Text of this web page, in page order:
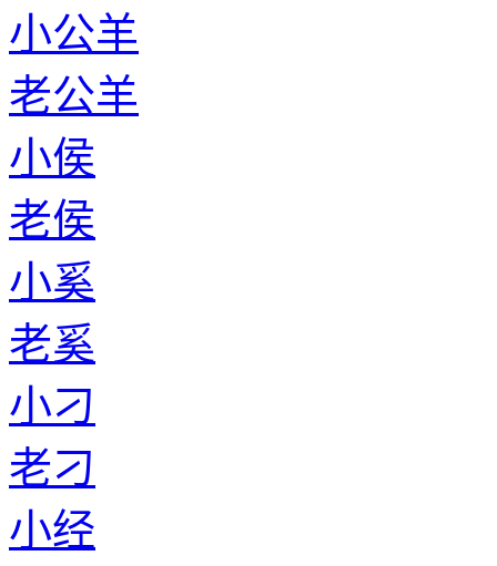
小公羊
老公羊
小侯
老侯
小奚
老奚
小刁
老刁
小经